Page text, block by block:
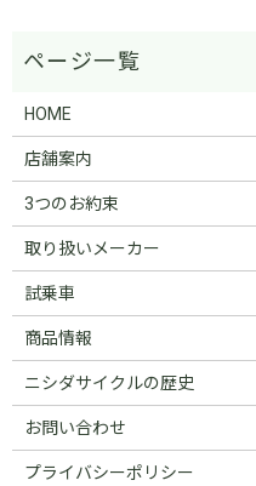
HOME
店舗案内
3つのお約束
取り扱いメーカー
試乗車
商品情報
ニシダサイクルの歴史
お問い合わせ
プライバシーポリシー